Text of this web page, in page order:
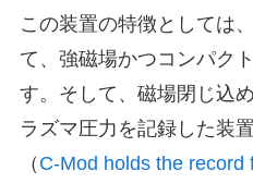
この装置の特徴としては
て、強磁場かつコンパク
す。そして、磁場閉じ込
ラズマ圧力を記録した装
（ C-Mod holds the record